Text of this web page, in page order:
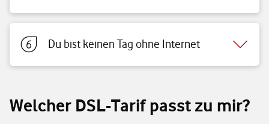
Du bist keinen Tag ohne Internet
Welcher DSL-Tarif passt zu mir?